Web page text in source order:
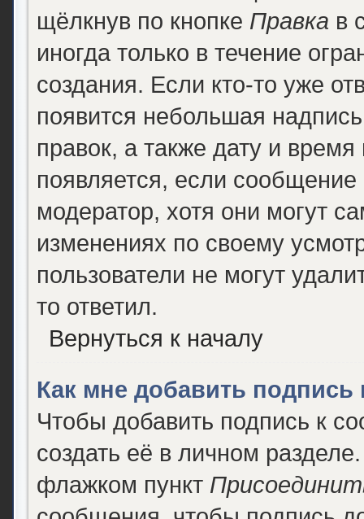
щёлкнув по кнопке Правка в
иногда только в течение
создания. Если кто-то уже
появится небольшая
правок, а также дату и
появляется, если
модератор, хотя они могут
изменениях по своему
пользователи не могут
то ответил.
Вернуться к началу
Как мне добавить
Чтобы добавить подпись к
создать её в личном
флажком пункт